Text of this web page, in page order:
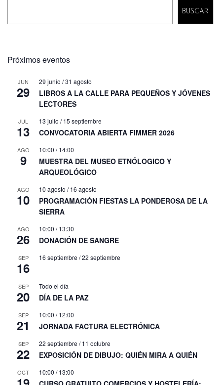
BUSCAR
Próximos eventos
JUN
29
29 junio /31 agosto
LIBROS A LA CALLE PARA PEQUEÑOS Y JÓVENES
LECTORES
JUL
13
13 julio /15 septiembre
CONVOCATORIA ABIERTA FIMMER 2026
AGO
9
10:00 /14:00
MUESTRA DEL MUSEO ETNÓLOGICO Y
ARQUEOLÓGICO
AGO
10
10 agosto /16 agosto
PROGRAMACIÓN FIESTAS LA PONDEROSA DE LA
SIERRA
AGO
26
10:00 /13:30
DONACIÓN DE SANGRE
SEP
16
16 septiembre /22 septiembre
SEP
20
Todo el día
DÍA DE LA PAZ
SEP
21
10:00 /12:00
JORNADA FACTURA ELECTRÓNICA
SEP
22
22 septiembre /11 octubre
EXPOSICIÓN DE DIBUJO: QUIÉN MIRA A QUIÉN
OCT 10:00 /13:00